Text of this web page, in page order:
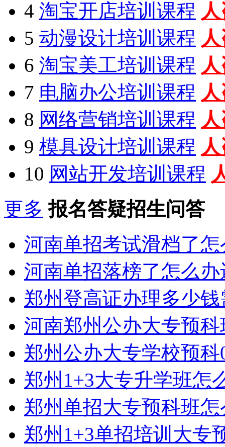
4 淘宝开店培训课程
5 动漫设计培训课程
6 淘宝美工培训课程
7 电脑办公培训课程
8 网络营销培训课程
9 模具设计培训课程
10 网站开发培训课程
更多 报名答疑招生问答
河南单招考试滑档了
河南单招落榜了怎么
郑州登高证办理多少
河南郑州公办大专预
郑州公办大专学校预
郑州1+3大专升学班怎
郑州单招大专预科班
郑州1+3单招培训大专